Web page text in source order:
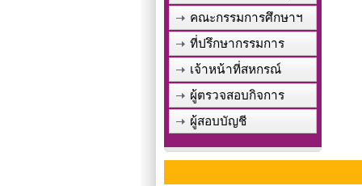
คณะกรรมการศึกษาฯ
ที่ปรึกษากรรมการ
เจ้าหน้าที่สหกรณ์
ผู้ตรวจสอบกิจการ
ผู้สอบบัญชี